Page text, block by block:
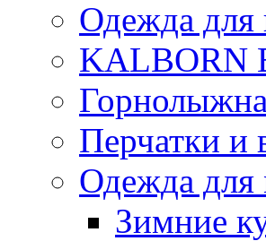
Одежда для
KALBORN
Перчатки и
Одежда для
Зимние